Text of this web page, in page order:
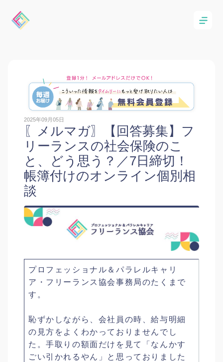
2025年09月05日
〖メルマガ〗【回答募集】フ
リーランスの社会保険のこ
と、どう思う？／7日締切！
帳簿付けのオンライン個別相
談
プロフェッショナル＆パラレルキャリ
ア・フリーランス協会事務局のたくまで
す。
恥ずかしながら、会社員の時、給与明細
の見方をよくわかっておりませんでし
た。手取りの額面だけを見て「なんかす
ごい引かれるやん」と思っておりました